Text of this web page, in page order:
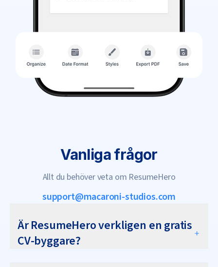
Vanliga frågor
Allt du behöver veta om ResumeHero
support@macaroni-studios.com
Är ResumeHero verkligen en gratis
CV-byggare?